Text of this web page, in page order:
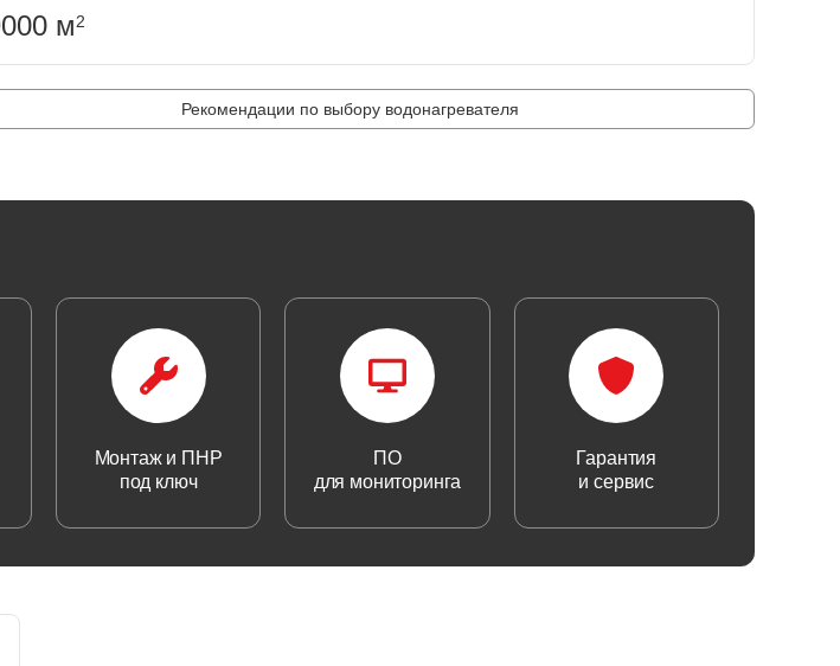
м2
Рекомендации по выбору водонагревателя
Монтаж и ПНР
под ключ
ПО
для мониторинга
Гарантия
и сервис